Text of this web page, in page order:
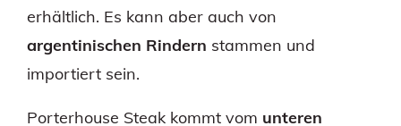
erhältlich. Es kann aber auch von
argentinischen Rindern stammen und
importiert sein.
Porterhouse Steak kommt vom unteren